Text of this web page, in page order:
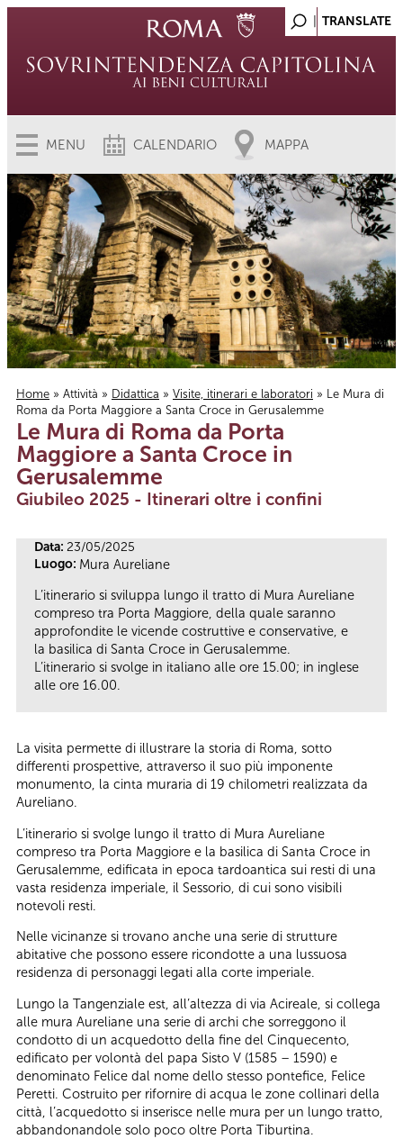
MENU CALENDARIO MAPPA
Tu sei qui
Home » Attività » Didattica » Visite, itinerari e laboratori » Le Mura di
Roma da Porta Maggiore a Santa Croce in Gerusalemme
Le Mura di Roma da Porta
Maggiore a Santa Croce in
Gerusalemme
Giubileo 2025 - Itinerari oltre i confini
Data: 23/05/2025
Luogo: Mura Aureliane
L’itinerario si sviluppa lungo il tratto di Mura Aureliane
compreso tra Porta Maggiore, della quale saranno
approfondite le vicende costruttive e conservative, e
la basilica di Santa Croce in Gerusalemme.
L’itinerario si svolge in italiano alle ore 15.00; in inglese
alle ore 16.00.
La visita permette di illustrare la storia di Roma, sotto
differenti prospettive, attraverso il suo più imponente
monumento, la cinta muraria di 19 chilometri realizzata da
Aureliano.
L’itinerario si svolge lungo il tratto di Mura Aureliane
compreso tra Porta Maggiore e la basilica di Santa Croce in
Gerusalemme, edificata in epoca tardoantica sui resti di una
vasta residenza imperiale, il Sessorio, di cui sono visibili
notevoli resti.
Nelle vicinanze si trovano anche una serie di strutture
abitative che possono essere ricondotte a una lussuosa
residenza di personaggi legati alla corte imperiale.
Lungo la Tangenziale est, all’altezza di via Acireale, si collega
alle mura Aureliane una serie di archi che sorreggono il
condotto di un acquedotto della fine del Cinquecento,
edificato per volontà del papa Sisto V (1585 – 1590) e
denominato Felice dal nome dello stesso pontefice, Felice
Peretti. Costruito per rifornire di acqua le zone collinari della
città, l’acquedotto si inserisce nelle mura per un lungo tratto,
abbandonandole solo poco oltre Porta Tiburtina.